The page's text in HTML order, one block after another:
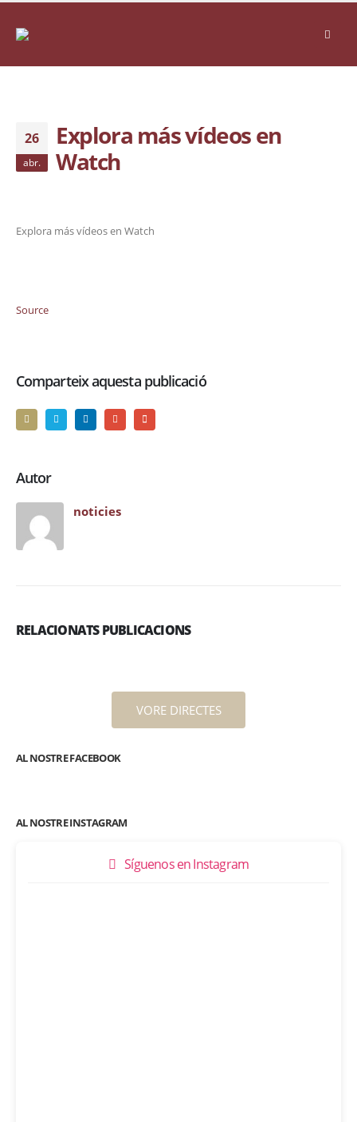
26
abr.
Explora más vídeos en
Watch
Explora más vídeos en Watch
Source
Comparteix aquesta publicació
Autor
noticies
RELACIONATS PUBLICACIONS
VORE DIRECTES
AL NOSTRE FACEBOOK
AL NOSTRE INSTAGRAM
Síguenos en Instagram